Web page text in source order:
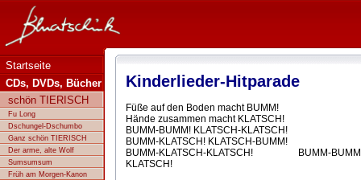
Bluatschink - Kinderlieder-Hitparade
Startseite
CDs, DVDs, Bücher
schön TIERISCH
Fu Long
Dschungel-Dschumbo
Ganz schön TIERISCH
Der arme, alte Wolf
Sumsumsum
Früh am Morgen-Kanon
Kinderlieder-Hitparade
Füße auf den Boden macht BUMM!
Hände zusammen macht KLATSCH!
BUMM-BUMM! KLATSCH-KLATSCH!
BUMM-KLATSCH! KLATSCH-BUMM!
BUMM-KLATSCH-KLATSCH! BUMM-
KLATSCH!